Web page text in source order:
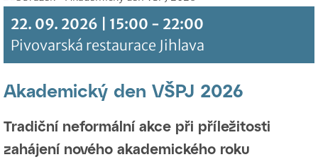
22. 09. 2026 | 15:00 - 22:00
Pivovarská restaurace Jihlava
Akademický den VŠPJ 2026
Tradiční neformální akce při příležitosti
zahájení nového akademického roku